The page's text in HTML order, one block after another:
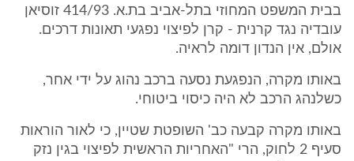
בבית המשפט המחוזי בתל-אביב בת.א. 414/93 זוסיאן
עובדיה נגד קרנית - קרן לפיצוי נפגעי תאונות דרכים.
אולם, אין הנדון דומה לראיה.
באותו מקרה, הנפגעת נסעה ברכב נהוג על ידי אחר,
כשלנהג הרכב לא היה כיסוי ביטוחי.
באותו מקרה קבעה כב' השופטת שטיין, כי לאור הוראות
סעיף 2 לחוק, הרי "האחריות הראשית לפיצוי בגין נזק